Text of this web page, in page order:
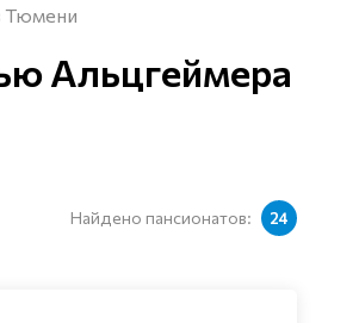
Тюмени
Альцгеймера
Найдено пансионатов: 24